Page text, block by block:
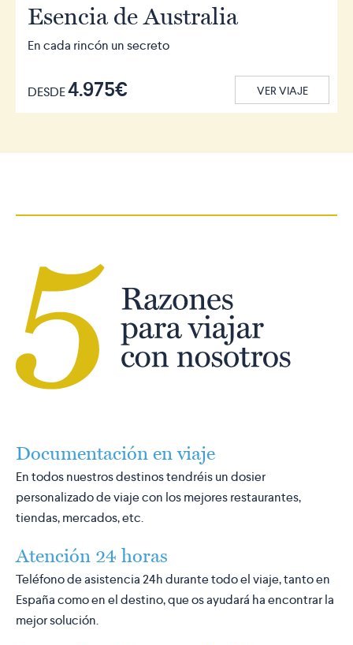
Esencia de Australia
En cada rincón un secreto
DESDE4.975€ VER VIAJE
Documentación en viaje
En todos nuestros destinos tendréis un dosier
personalizado de viaje con los mejores restaurantes,
tiendas, mercados, etc.
Atención 24 horas
Teléfono de asistencia 24h durante todo el viaje, tanto en
España como en el destino, que os ayudará ha encontrar la
mejor solución.